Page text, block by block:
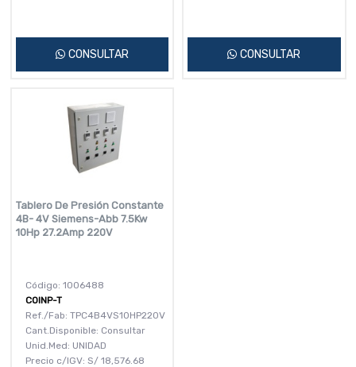
CONSULTAR CONSULTAR
Tablero De Presión Constante
4B- 4V Siemens-Abb 7.5Kw
10Hp 27.2Amp 220V
Código: 1006488
COINP-T
Ref./Fab: TPC4B4VS10HP220V
Cant.Disponible: Consultar
Unid.Med: UNIDAD
Precio c/IGV: S/ 18,576.68